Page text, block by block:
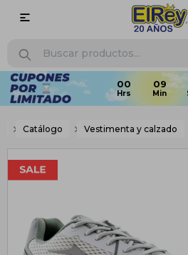

00 09
Catálogo Vestimenta y calzado